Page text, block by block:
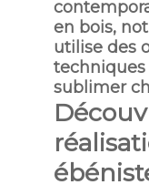
en bois,
utilise des
sublimer